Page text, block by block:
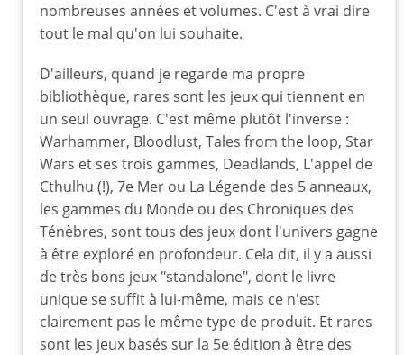
du
poids
le
temps
par
silarkhar
nombreuses années et volumes. C'est à vrai dire
tout le mal qu'on lui souhaite.
D'ailleurs, quand je regarde ma propre
bibliothèque, rares sont les jeux qui tiennent en
un seul ouvrage. C'est même plutôt l'inverse :
Warhammer, Bloodlust, Tales from the loop, Star
Wars et ses trois gammes, Deadlands, L'appel de
Cthulhu (!), 7e Mer ou La Légende des 5 anneaux,
les gammes du Monde ou des Chroniques des
Ténèbres, sont tous des jeux dont l'univers gagne
à être exploré en profondeur. Cela dit, il y a aussi
de très bons jeux "standalone", dont le livre
unique se suffit à lui-même, mais ce n'est
clairement pas le même type de produit. Et rares
sont les jeux basés sur la 5e édition à être des